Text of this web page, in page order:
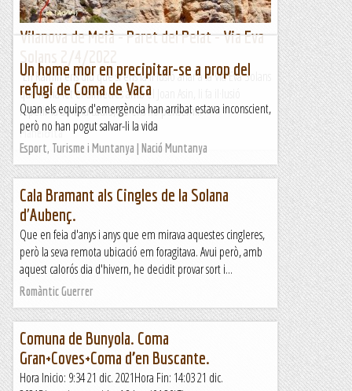
Vilanova de Meià - Paret del Pelat - Via Eva
En Ramin ens diu que si ens fa il·lusió anar a la Via Eva Solans
que havia fet el dimecres amb el Joan Asin, li fa il·lusió
repetir-la amb la Laura, no ens ho pensem...
Manel&Ita
Un home mor en precipitar-se a prop del
refugi de Coma de Vaca
Quan els equips d'emergència han arribat estava inconscient,
però no han pogut salvar-li la vida
Esport, Turisme i Muntanya | Nació Muntanya
Cala Bramant als Cingles de la Solana
d'Aubenç.
Que en feia d'anys i anys que em mirava aquestes cingleres,
però la seva remota ubicació em foragitava. Avui però, amb
aquest calorós dia d'hivern, he decidit provar sort i...
Romàntic Guerrer
Comuna de Bunyola. Coma
Gran+Coves+Coma d’en Buscante.
Hora Inicio: 9:34 21 dic. 2021Hora Fin: 14:03 21 dic.